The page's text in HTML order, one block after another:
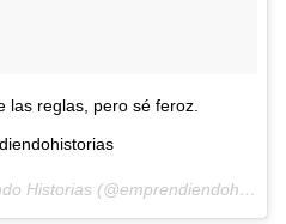
las reglas, pero sé feroz.
A post shared by Emprendiendo Historias (@emprendiendohistorias) on